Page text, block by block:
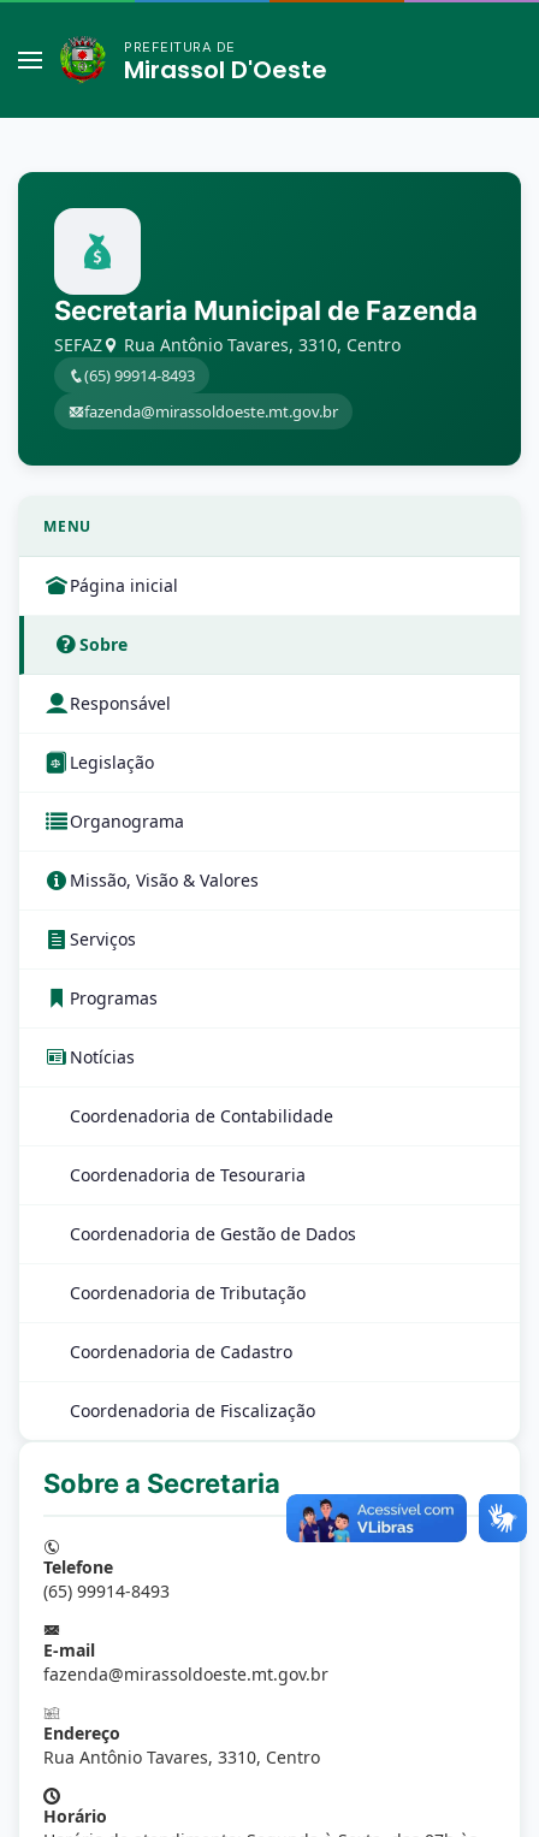
PREFEITURA DE
Mirassol D'Oeste
Secretaria Municipal de Fazenda
SEFAZ Rua Antônio Tavares, 3310, Centro
(65) 99914-8493
fazenda@mirassoldoeste.mt.gov.br
MENU
Página inicial
Sobre
Responsável
Legislação
Organograma
Missão, Visão & Valores
Serviços
Programas
Notícias
Coordenadoria de Contabilidade
Coordenadoria de Tesouraria
Coordenadoria de Gestão de Dados
Coordenadoria de Tributação
Coordenadoria de Cadastro
Coordenadoria de Fiscalização
Sobre a Secretaria
Telefone
(65) 99914-8493
E-mail
fazenda@mirassoldoeste.mt.gov.br
Endereço
Rua Antônio Tavares, 3310, Centro
Horário